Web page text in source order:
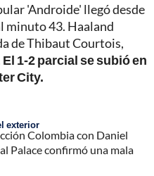
'Androide' llegó desde
minuto 43. Haaland
de Thibaut Courtois,
El 1-2 parcial se subió en
City.
exterior
Colombia con Daniel
Palace confirmó una mala